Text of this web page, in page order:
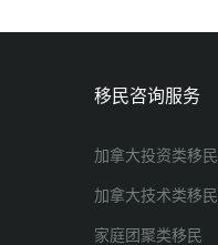
移民咨询服务
加拿大投资类移民
加拿大技术类移民
家庭团聚类移民